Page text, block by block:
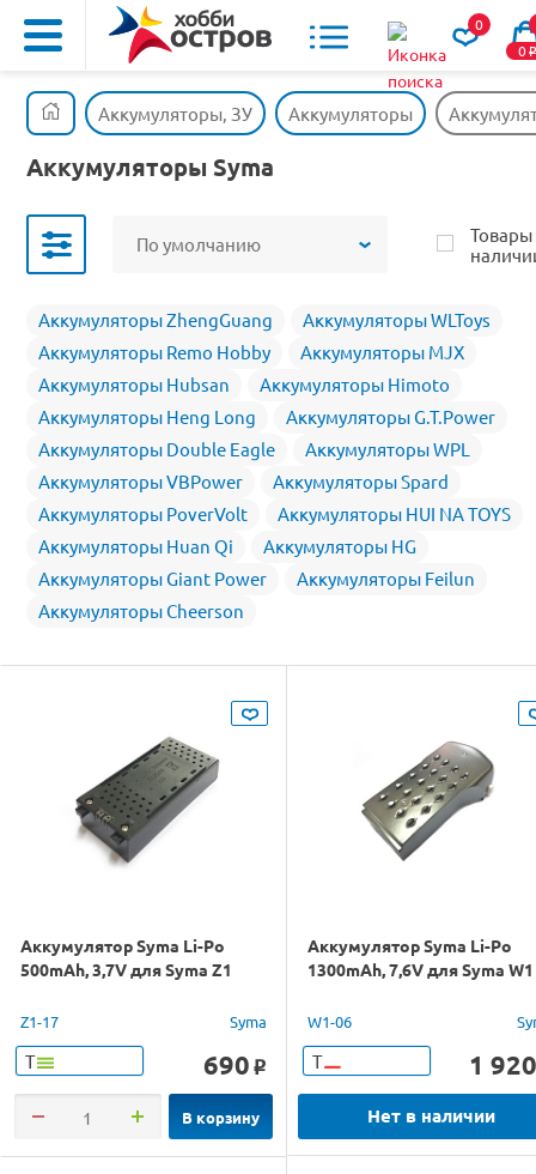
0
0o
Аккумуляторы, ЗУ Аккумуляторы
Аккумуляторы Syma
По умолчанию
Товары
Аккумуляторы ZhengGuang
Аккумуляторы WLToys
Аккумуляторы Remo Hobby
Аккумуляторы MJX
Аккумуляторы Hubsan
Аккумуляторы Himoto
Аккумуляторы Heng Long
Аккумуляторы G.T.Power
Аккумуляторы Double Eagle
Аккумуляторы WPL
Аккумуляторы VBPower
Аккумуляторы Spard
Аккумуляторы PoverVolt
Аккумуляторы HUI NA TOYS
Аккумуляторы Huan Qi
Аккумуляторы HG
Аккумуляторы Giant Power
Аккумуляторы Feilun
Аккумуляторы Cheerson
Аккумулятор Syma Li-Po
500mAh, 3,7V для Syma Z1
Z1-17 Syma
Т 690 o
В корзину
Аккумулятор Syma Li-Po
1300mAh, 7,6V для Syma W1
W1-06
Т 1 920
Нет в наличии